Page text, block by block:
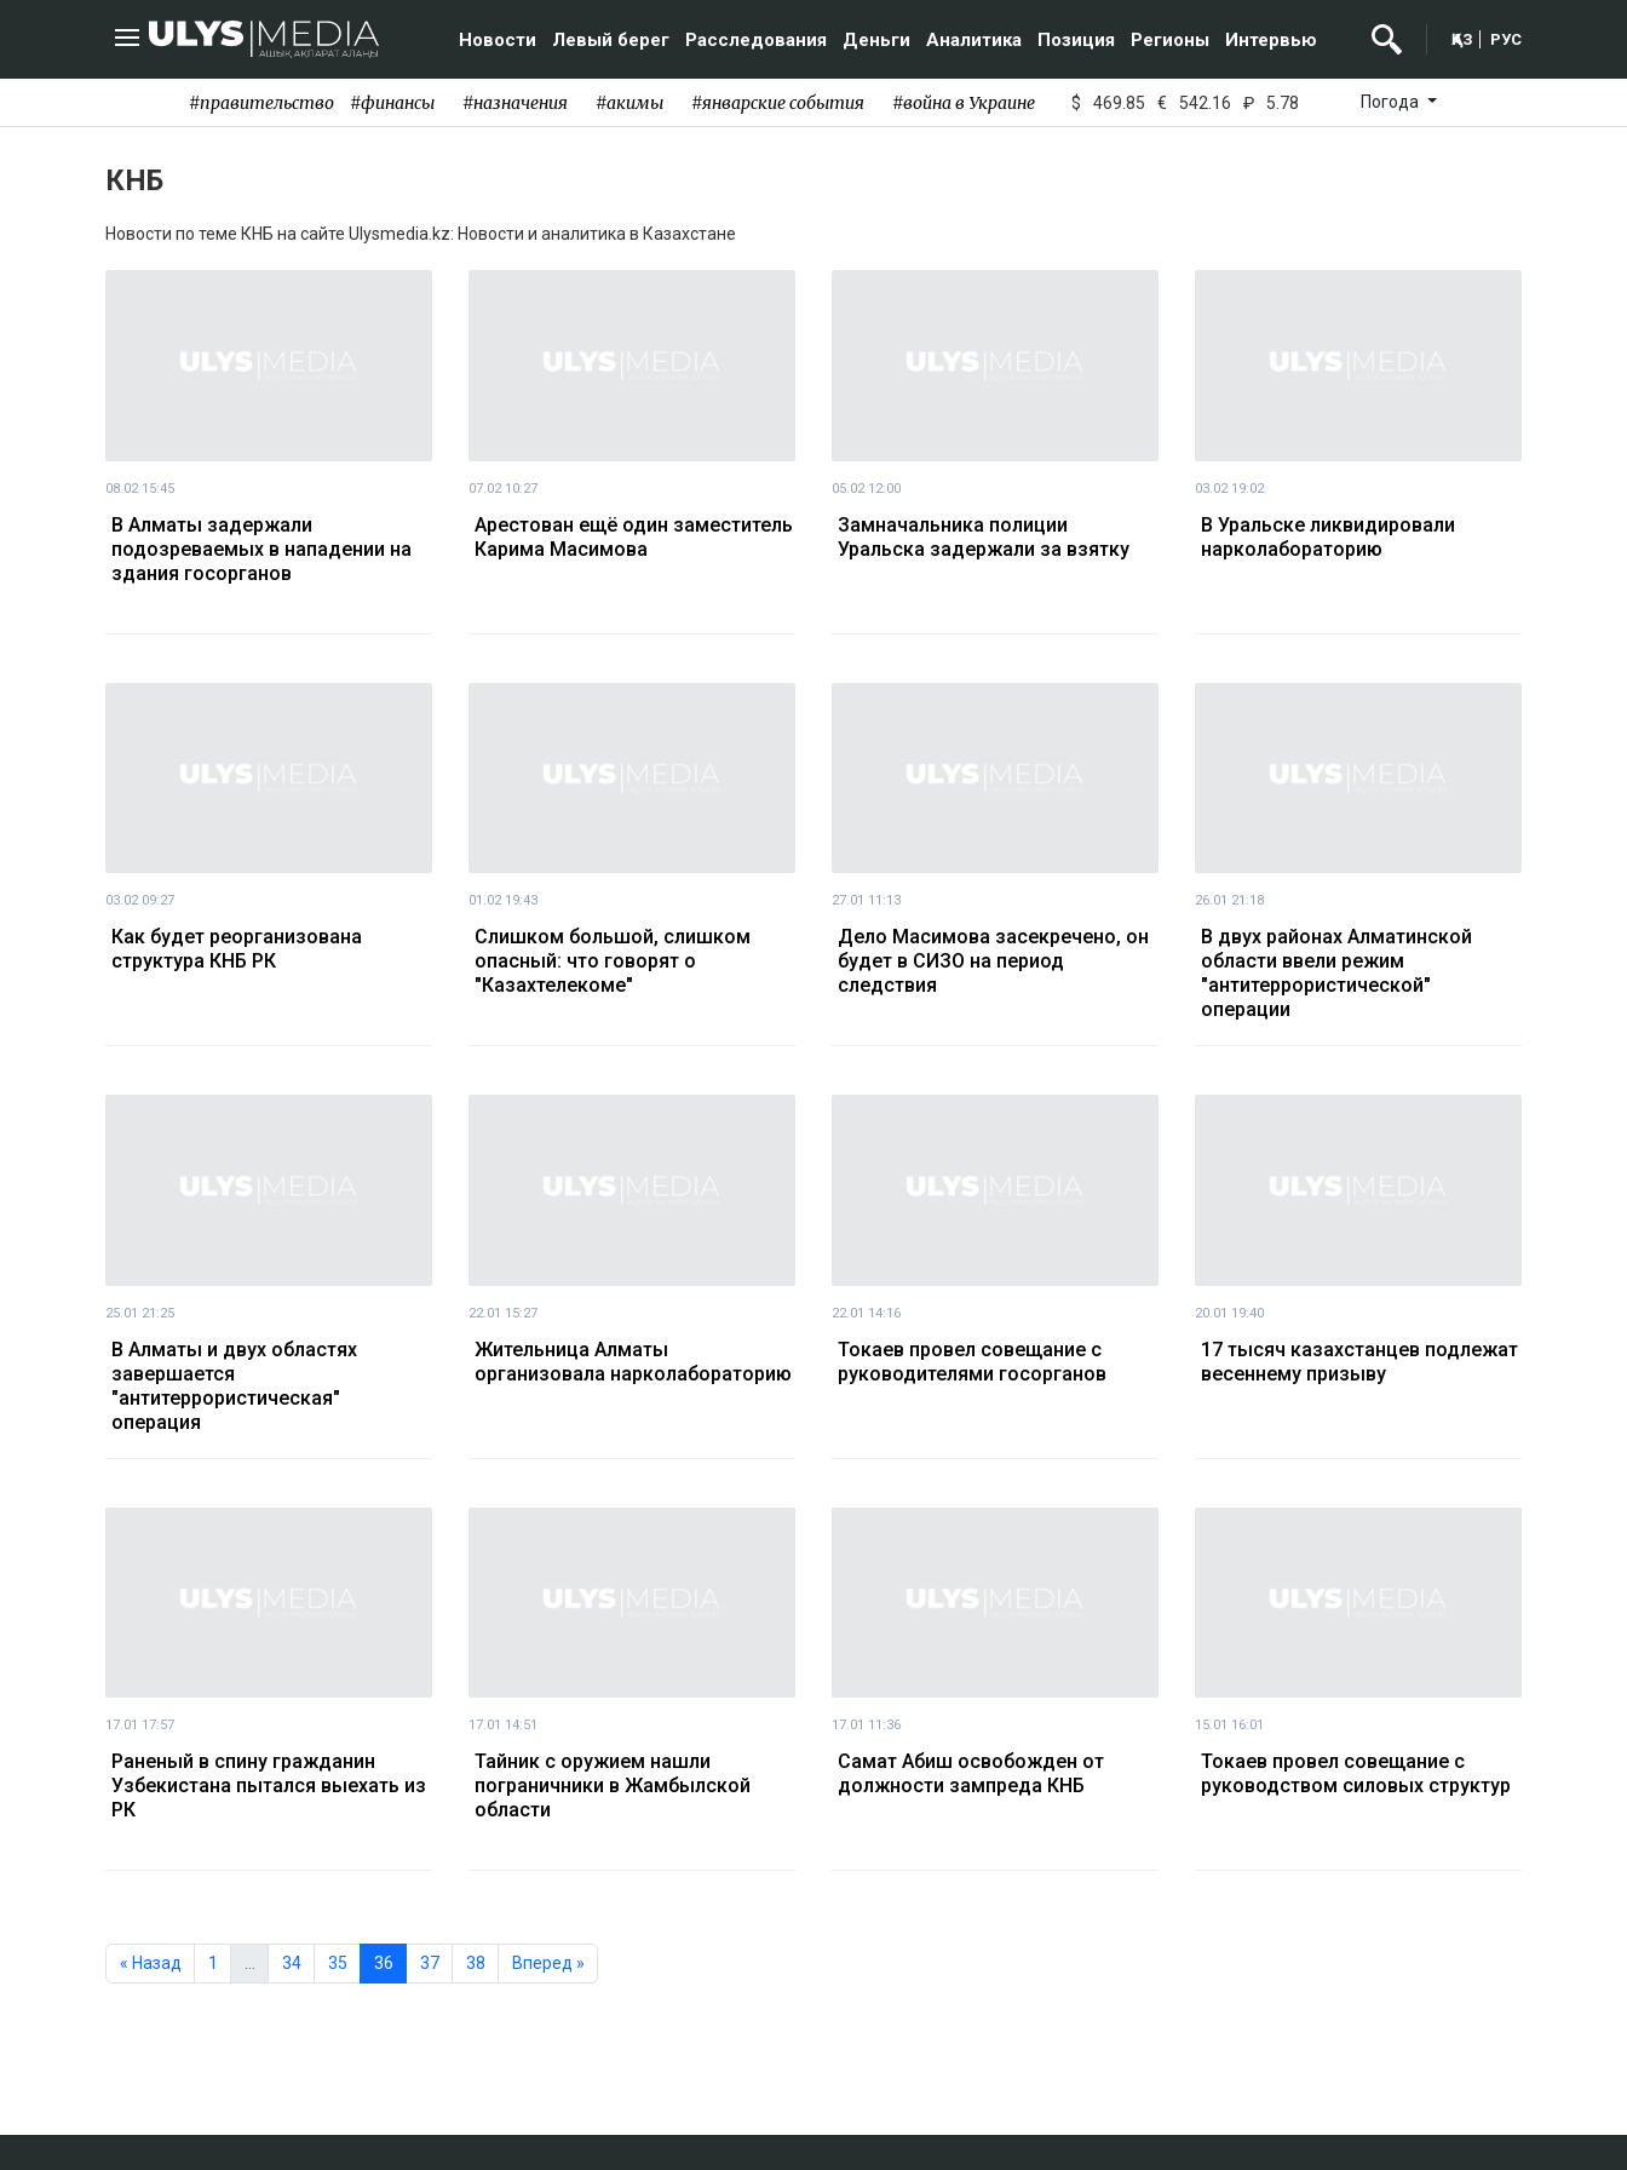
Новости Левый берег Расследования Деньги Аналитика Позиция Регионы Интервью ҚАЗ РУС
#правительство #финансы #назначения #акимы #январские события #война в Украине $ 469.85 € 542.16 ₽ 5.78 Погода
КНБ
Новости по теме КНБ на сайте Ulysmedia.kz: Новости и аналитика в Казахстане
08.02 15:45
В Алматы задержали
подозреваемых в нападении на
здания госорганов
07.02 10:27
Арестован ещё один заместитель
Карима Масимова
05.02 12:00
Замначальника полиции
Уральска задержали за взятку
03.02 19:02
В Уральске ликвидировали
нарколабораторию
03.02 09:27
Как будет реорганизована
структура КНБ РК
01.02 19:43
Слишком большой, слишком
опасный: что говорят о
"Казахтелекоме"
27.01 11:13
Дело Масимова засекречено, он
будет в СИЗО на период
следствия
26.01 21:18
В двух районах Алматинской
области ввели режим
"антитеррористической"
операции
25.01 21:25
В Алматы и двух областях
завершается
"антитеррористическая"
операция
22.01 15:27
Жительница Алматы
организовала нарколабораторию
22.01 14:16
Токаев провел совещание с
руководителями госорганов
20.01 19:40
17 тысяч казахстанцев подлежат
весеннему призыву
17.01 17:57
Раненый в спину гражданин
Узбекистана пытался выехать из
РК
17.01 14:51
Тайник с оружием нашли
пограничники в Жамбылской
области
17.01 11:36
Самат Абиш освобожден от
должности зампреда КНБ
15.01 16:01
Токаев провел совещание с
руководством силовых структур
« Назад 1 … 34 35 36 37 38 Вперед »